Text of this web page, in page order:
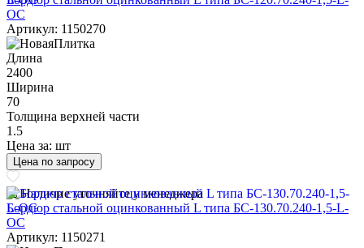
ОС
Артикул: 1150270
Длина
2400
Ширина
70
Толщина верхней части
1.5
Цена за: шт
Цена по запросу
Наличие уточняйте у менеджера
Бордюр стальной оцинкованный L типа БС-130.70.240-1,5-L-
ОС
Артикул: 1150271